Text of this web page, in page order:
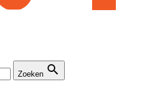
Zoeken